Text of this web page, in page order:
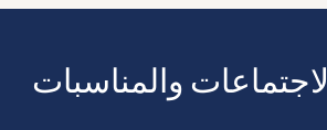
الاجتماعات والمناسبات